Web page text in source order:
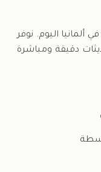
تابع سعر سبيكة الذهب ٢٠ جرام عيار ٢١ في ألمانيا اليوم. نوفر
دقيقة ومباشرة